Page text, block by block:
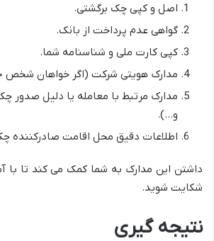
اصل و کپی چک برگشتی.
گواهی عدم پرداخت از بانک.
کپی کارت ملی و شناسنامه شما.
مدارک هویتی شرکت (اگر خواهان
مدارک مرتبط با معامله یا دلیل صدور چک
و…).
اطلاعات دقیق محل اقامت صادرکننده
داشتن این مدارک به شما کمک می کند تا با
شکایت شوید.
نتیجه گیری